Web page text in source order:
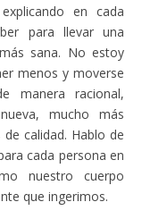
en cada
para llevar una
sana. No estoy
menos y moverse
manera racional,
mucho más
calidad. Hablo de
cada persona en
nuestro cuerpo
que ingerimos.